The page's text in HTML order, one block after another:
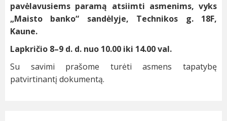
pavėlavusiems paramą atsiimti asmenims, vyks
„Maisto banko“ sandėlyje, Technikos g. 18F,
Kaune.
Lapkričio 8–9 d. d. nuo 10.00 iki 14.00 val.
Su savimi prašome turėti asmens tapatybę
patvirtinantį dokumentą.